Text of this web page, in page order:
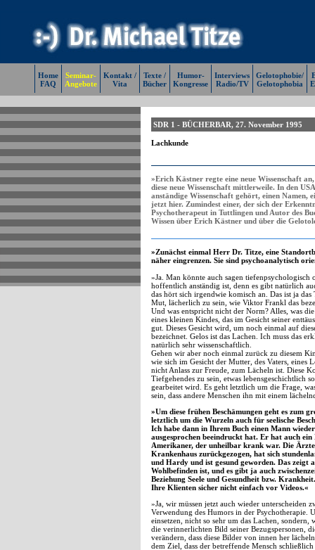
Home
FAQ
Seminar-
Angebote
Kontakt /
Vita
Texte /
Bücher
Humor-
Kongresse
Interviews
Radio/TV
Gelotophobie/
Gelotophobia
SDR 1 - BÜCHERBAR, 27. November 1995
Lachkunde
»Erich Kästner regte eine neue Wissenschaft
diese neue Wissenschaft mittlerweile. In den
anständige Wissenschaft gehört, einen
jetzt hier. Zumindest einer, der sich der
Psychotherapeut in Tuttlingen und Autor des
Wissen über Erich Kästner und über die
»Zunächst einmal Herr Dr. Titze, eine
näher eingrenzen. Sie sind psychoanalytisch
»Ja. Man könnte auch sagen
hoffentlich anständig ist, denn es gibt natürlich
das hört sich irgendwie komisch an. Das ist ja
Mut, lächerlich zu sein, wie Viktor Frankl das
Und was entspricht nicht der Norm? Alles, was
eines kleinen Kindes, das im Gesicht seiner
gut. Dieses Gesicht wird, um noch einmal auf
bezeichnet. Gelos ist das Lachen. Ich muss das
natürlich sehr wissenschaftlich.
Gehen wir aber noch einmal zurück zu diesem
wie sich im Gesicht der Mutter, des Vaters, eines
nicht Anlass zur Freude, zum Lächeln ist. Diese
Tiefgehendes zu sein, etwas lebensgeschichtlich
gearbeitet wird. Es geht letztlich um die Frage,
sein, dass andere Menschen ihn mit einem
»Um diese frühen Beschämungen geht es zum
letztlich um die Wurzeln auch für seelische
Ich habe dann in Ihrem Buch einen Mann
ausgesprochen beeindruckt hat. Er hat auch
Amerikaner, der unheilbar krank war. Die
Krankenhaus zurückgezogen, hat sich
und Hardy und ist gesund geworden. Das zeigt
Wohlbefinden ist, und es gibt ja auch
Beziehung Seele und Gesundheit bzw.
Ihre Klienten sicher nicht einfach vor Videos.«
»Ja, wir müssen jetzt auch wieder unterscheiden
Verwendung des Humors in der Psychotherapie.
einsetzen, nicht so sehr um das Lachen, sondern,
die verinnerlichten Bild seiner Bezugspersonen,
verändern, dass diese Bilder von innen her
dem Ziel, dass der betreffende Mensch